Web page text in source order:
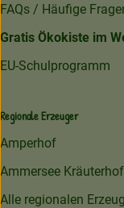
FAQs / Häufige
Gratis Ökokiste im
EU-Schulprogramm
Regionale Erzeuger
Amperhof
Ammersee Kräuterhof
Alle regionalen